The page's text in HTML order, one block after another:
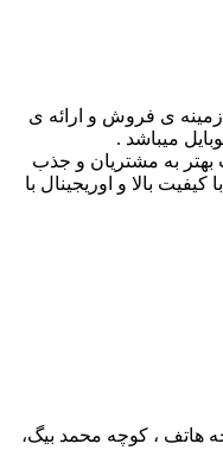
ی فروش و ارائه ی
میباشد .
بهتر به مشتریان و جذب
بالا و اوریجینال با
هاتف ، کوچه محمد بیگ،